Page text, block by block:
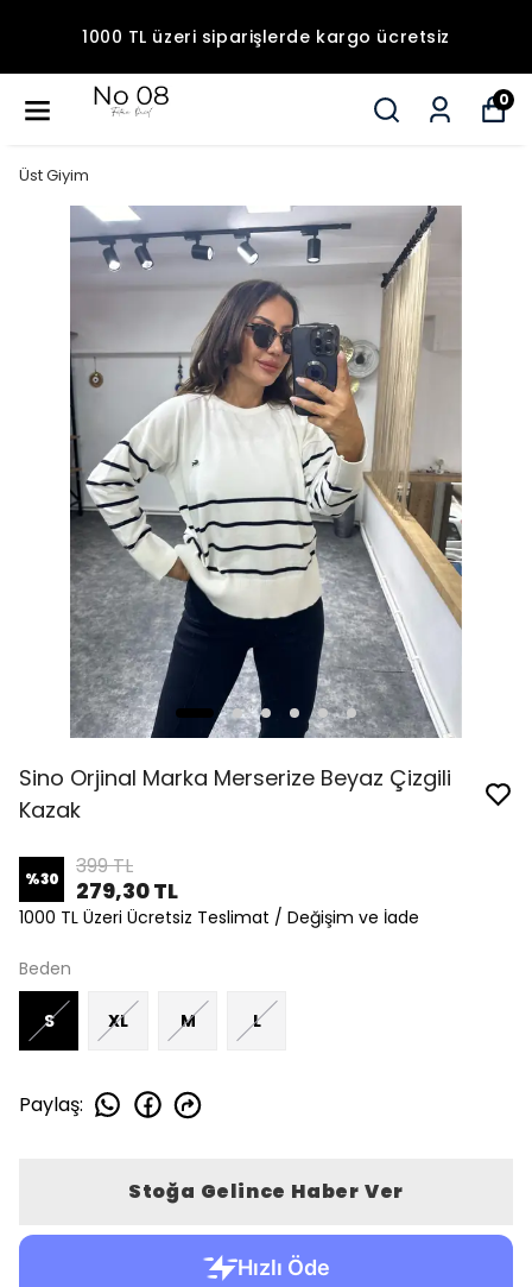
1000 TL üzeri siparişlerde kargo ücretsiz
0
Üst Giyim
Sino Orjinal Marka Merserize Beyaz Çizgili
Kazak
%30 399 TL
279,30 TL
1000 TL Üzeri Ücretsiz Teslimat / Değişim ve İade
Beden
S XL M L
Paylaş:
Stoğa Gelince Haber Ver